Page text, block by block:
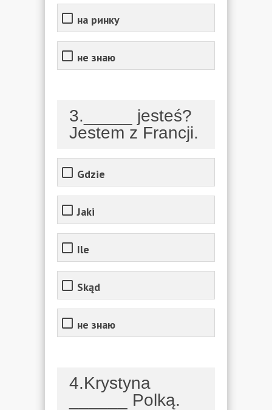
на ринку
не знаю
3._____ jesteś?
Jestem z Francji.
Gdzie
Jaki
Ile
Skąd
не знаю
4.Krystyna
______ Polką.